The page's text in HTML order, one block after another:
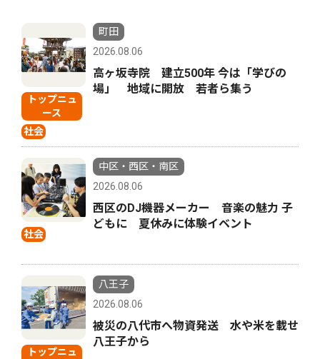
トップニュ
ース
社会
町田
2026.08.06
高ヶ坂寺院 建立500年 今は「学びの
場」 地域に開放 若者ら集う
社会
中区・西区・南区
2026.08.06
西区のDJ機器メーカー 音楽の魅力 子
どもに 夏休みに体験イベント
トップニュ
八王子
2026.08.06
被災の八代市へ物資発送 水や米を載せ
八王子から